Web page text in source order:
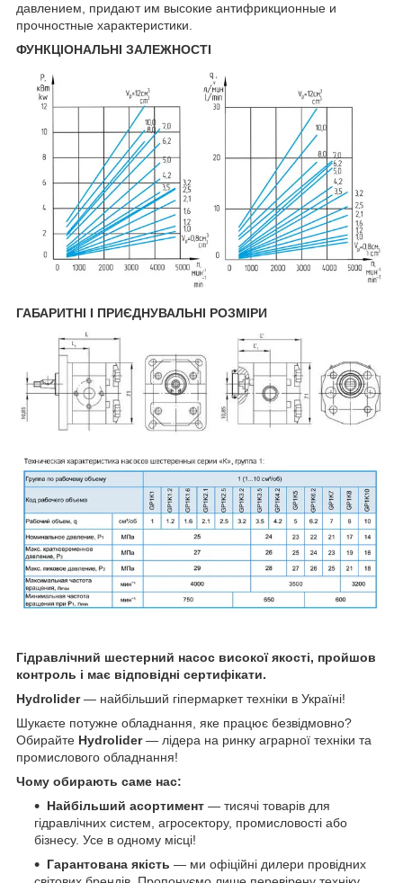
давлением, придают им высокие антифрикционные и
прочностные характеристики.
ФУНКЦІОНАЛЬНІ ЗАЛЕЖНОСТІ
ГАБАРИТНІ І ПРИЄДНУВАЛЬНІ РОЗМІРИ
Гідравлічний шестерний насос високої якості, пройшов
контроль і має відповідні сертифікати.
Hydrolider— найбільший гіпермаркет техніки в Україні!
Шукаєте потужне обладнання, яке працює безвідмовно?
Обирайте Hydrolider— лідера на ринку аграрної техніки та
промислового обладнання!
Чому обирають саме нас:
Найбільший асортимент — тисячі товарів для
гідравлічних систем, агросектору, промисловості або
бізнесу. Усе в одному місці!
Гарантована якість — ми офіційні дилери провідних